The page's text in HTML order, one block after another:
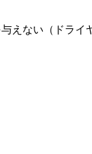
えない（ドライ